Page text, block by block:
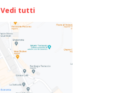
Vedi tutti